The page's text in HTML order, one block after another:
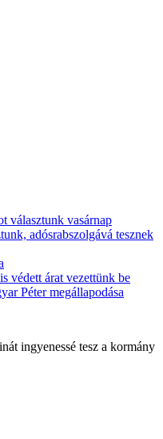
választunk vasárnap
adósrabszolgává tesznek
védett árat vezettünk be
Péter megállapodása
ingyenessé tesz a kormány